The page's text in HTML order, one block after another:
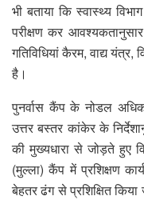
भी बताया कि स्वास्थ्य
परीक्षण कर
गतिविधियां कैरम, वाद्य
है।
पुनर्वास कैंप के नोडल
उत्तर बस्तर कांकेर के
की मुख्यधारा से जोड़ते हुए
(मुल्ला) कैंप में प्रशिक्षण
बेहतर ढंग से प्रशिक्षित किया